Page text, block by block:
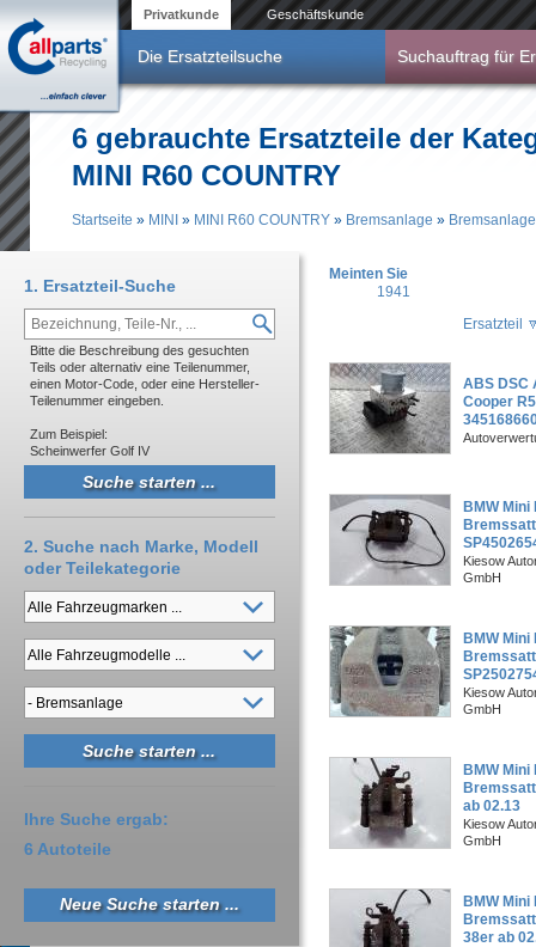
Privatkunde Geschäftskunde
Die Ersatzteilsuche Suchauftrag für
6 gebrauchte Ersatzteile der
MINI R60 COUNTRY
Startseite » MINI » MINI R60 COUNTRY » Bremsanlage » Bremsanlage
Meinten Sie
1941
Ersatzteil
ABS DSC
Cooper
BMW
Kiesow
GmbH
BMW
Kiesow
GmbH
BMW
ab 02.13
Kiesow
GmbH
BMW
38er ab
1. Ersatzteil-Suche
Bitte die Beschreibung des gesuchten
Teils oder alternativ eine Teilenummer,
einen Motor-Code, oder eine Hersteller-
Teilenummer eingeben.
Zum Beispiel:
Scheinwerfer Golf IV
2. Suche nach Marke, Modell
oder Teilekategorie
Ihre Suche ergab:
6 Autoteile
Neue Suche starten ...